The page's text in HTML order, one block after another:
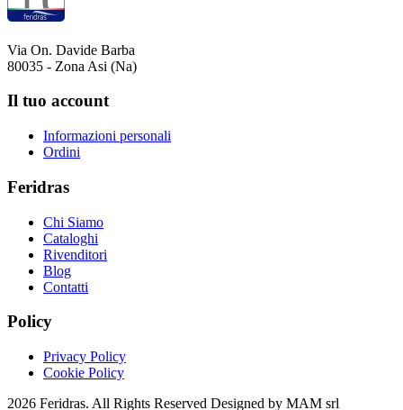
Via On. Davide Barba
80035 - Zona Asi (Na)
Il tuo account
Informazioni personali
Ordini
Feridras
Chi Siamo
Cataloghi
Rivenditori
Blog
Contatti
Policy
Privacy Policy
Cookie Policy
2026 Feridras. All Rights Reserved Designed by MAM srl